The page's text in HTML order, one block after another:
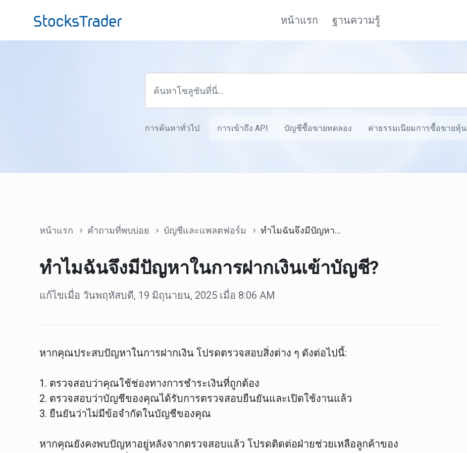
หน้าแรก ฐานความรู้
การค้นหาทั่วไป: การเข้าถึง API บัญชีซื้อขายทดลอง ค่าธรรมเนียมการซื้อขายหุ้น
หน้าแรก คำถามที่พบบ่อย บัญชีและแพลตฟอร์ม ทำไมฉันจึงมีปัญหาในการฝากเงินเข้าบัญชี?
ทำไมฉันจึงมีปัญหาในการฝากเงินเข้าบัญชี?
แก้ไขเมื่อ วันพฤหัสบดี, 19 มิถุนายน, 2025 เมื่อ 8:06 AM
หากคุณประสบปัญหาในการฝากเงิน โปรดตรวจสอบสิ่งต่าง ๆ ดังต่อไปนี้:
1. ตรวจสอบว่าคุณใช้ช่องทางการชำระเงินที่ถูกต้อง
2. ตรวจสอบว่าบัญชีของคุณได้รับการตรวจสอบยืนยันและเปิดใช้งานแล้ว
3. ยืนยันว่าไม่มีข้อจำกัดในบัญชีของคุณ
หากคุณยังคงพบปัญหาอยู่หลังจากตรวจสอบแล้ว โปรดติดต่อฝ่ายช่วยเหลือลูกค้าของ